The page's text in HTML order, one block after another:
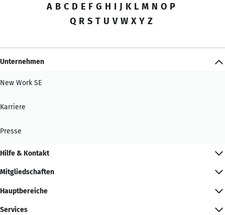
A B C D E F G H I J K L M N O P
Q R S T U V W X Y Z
Unternehmen
New Work SE
Karriere
Presse
Hilfe & Kontakt
Mitgliedschaften
Hauptbereiche
Services